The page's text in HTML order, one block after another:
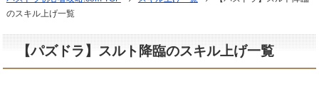
のスキル上げ一覧
【パズドラ】スルト降臨のスキル上げ一覧